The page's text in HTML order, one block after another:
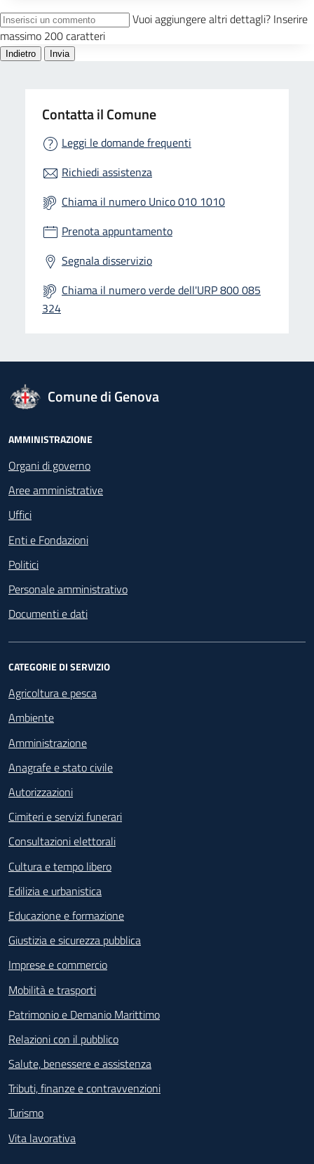
Contatta il Comune
Leggi le domande frequenti
Richiedi assistenza
Chiama il numero Unico 010 1010
Prenota appuntamento
Segnala disservizio
Chiama il numero verde dell'URP 800 085
324
logo Unione Europea
Comune di Genova
Footer - Navigazione
AMMINISTRAZIONE
Organi di governo
Aree amministrative
Uffici
Enti e Fondazioni
Politici
Personale amministrativo
Documenti e dati
CATEGORIE DI SERVIZIO
Agricoltura e pesca
Ambiente
Amministrazione
Anagrafe e stato civile
Autorizzazioni
Cimiteri e servizi funerari
Consultazioni elettorali
Cultura e tempo libero
Edilizia e urbanistica
Educazione e formazione
Giustizia e sicurezza pubblica
Imprese e commercio
Mobilità e trasporti
Patrimonio e Demanio Marittimo
Relazioni con il pubblico
Salute, benessere e assistenza
Tributi, finanze e contravvenzioni
Turismo
Vita lavorativa